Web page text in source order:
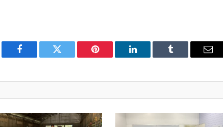
Facebook Twitter Pinterest
O
Tumblr
E-